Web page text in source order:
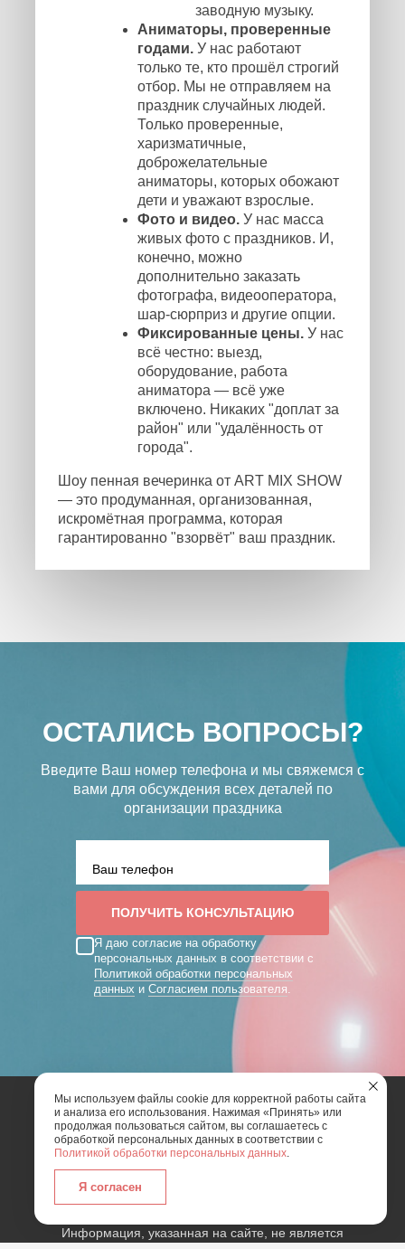
заводную музыку.
Аниматоры, проверенные
годами. У нас работают
только те, кто прошёл строгий
отбор. Мы не отправляем на
праздник случайных людей.
Только проверенные,
харизматичные,
доброжелательные
аниматоры, которых обожают
дети и уважают взрослые.
Фото и видео. У нас масса
живых фото с праздников. И,
конечно, можно
дополнительно заказать
фотографа, видеооператора,
шар-сюрприз и другие опции.
Фиксированные цены. У нас
всё честно: выезд,
оборудование, работа
аниматора — всё уже
включено. Никаких "доплат за
район" или "удалённость от
города".
Шоу пенная вечеринка от ART MIX SHOW
— это продуманная, организованная,
искромётная программа, которая
гарантированно "взорвёт" ваш праздник.
ОСТАЛИСЬ ВОПРОСЫ?
Введите Ваш номер телефона и мы свяжемся с
вами для обсуждения всех деталей по
организации праздника
Я даю согласие на обработку
персональных данных в соответствии с
Политикой обработки персональных
данных и Согласием пользователя
2026 | Art Mix Show - творческая группа
Согласие пользователя сайта на обработку
персональных данных
Информация, указанная на сайте, не является
Мы используем файлы cookie для корректной работы сайта
и анализа его использования. Нажимая «Принять» или
продолжая пользоваться сайтом, вы соглашаетесь с
обработкой персональных данных в соответствии с
Политикой обработки персональных данных.
Я согласен